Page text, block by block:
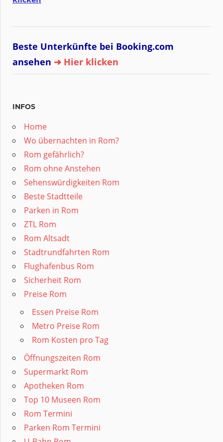
Beste Unterkünfte bei Booking.com
ansehen ➜ Hier klicken
INFOS
Home
Wo übernachten in Rom?
Rom gefährlich?
Rom ohne Anstehen
Sehenswürdigkeiten Rom
Beste Stadtteile
Parken in Rom
ZTL Rom
Rom Altsadt
Stadtrundfahrten Rom
Flughafenbus Rom
Sicherheit Rom
Preise Rom
Essen Preise Rom
Metro Preise Rom
Rom Kosten pro Tag
Öffnungszeiten Rom
Supermarkt Rom
Apotheken Rom
Top 10 Museen Rom
Rom Termini
Parken Rom Termini